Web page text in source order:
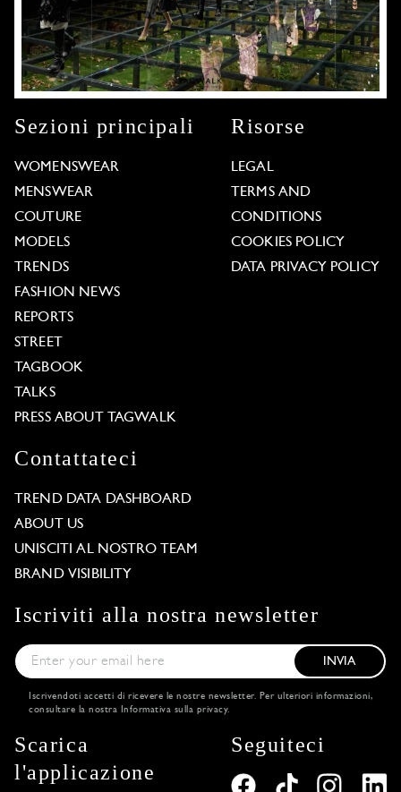
Sezioni principali
WOMENSWEAR
MENSWEAR
COUTURE
MODELS
TRENDS
FASHION NEWS
REPORTS
STREET
TAGBOOK
TALKS
PRESS ABOUT TAGWALK
Risorse
LEGAL
TERMS AND
CONDITIONS
COOKIES POLICY
DATA PRIVACY POLICY
Contattateci
TREND DATA DASHBOARD
ABOUT US
UNISCITI AL NOSTRO TEAM
BRAND VISIBILITY
Iscriviti alla nostra newsletter
INVIA
Iscrivendoti accetti di ricevere le nostre newsletter. Per ulteriori informazioni,
consultare la nostra
Informativa sulla privacy.
Scarica
l'applicazione
Seguiteci